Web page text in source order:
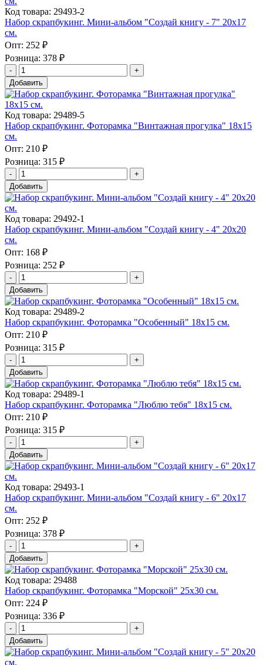
Код товара: 29493-2
Набор скрапбукинг. Мини-альбом "Создай книгу - 7" 20х17
см.
Опт: 252 ₽
Розница: 378 ₽
Добавить
Код товара: 29489-5
Набор скрапбукинг. Фоторамка "Винтажная прогулка" 18х15
см.
Опт: 210 ₽
Розница: 315 ₽
Добавить
Код товара: 29492-1
Набор скрапбукинг. Мини-альбом "Создай книгу - 4" 20х20
см.
Опт: 168 ₽
Розница: 252 ₽
Добавить
Код товара: 29489-2
Набор скрапбукинг. Фоторамка "Особенный" 18х15 см.
Опт: 210 ₽
Розница: 315 ₽
Добавить
Код товара: 29489-1
Набор скрапбукинг. Фоторамка "Люблю тебя" 18х15 см.
Опт: 210 ₽
Розница: 315 ₽
Добавить
Код товара: 29493-1
Набор скрапбукинг. Мини-альбом "Создай книгу - 6" 20х17
см.
Опт: 252 ₽
Розница: 378 ₽
Добавить
Код товара: 29488
Набор скрапбукинг. Фоторамка "Морской" 25х30 см.
Опт: 224 ₽
Розница: 336 ₽
Добавить